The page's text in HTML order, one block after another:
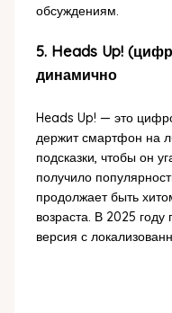
обсуждениям.
5. Heads Up!
динамично
Heads Up! — это
держит смартфон на
подсказки, чтобы он
получило
продолжает быть
возраста. В 2025 году
версия с